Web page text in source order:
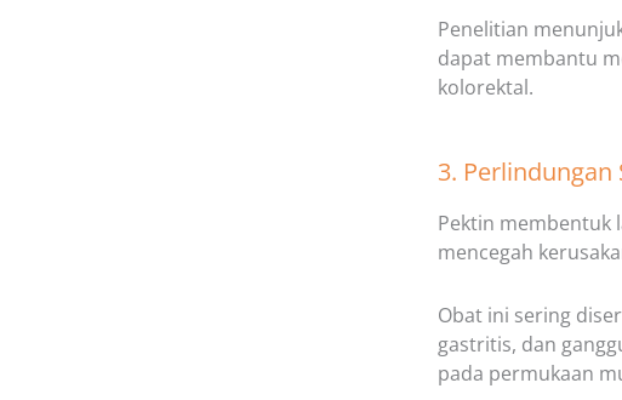
Penelitian
dapat membantu
kolorektal.
3. Perlindungan
Pektin membentuk
mencegah
Obat ini sering
gastritis, dan
pada permukaan